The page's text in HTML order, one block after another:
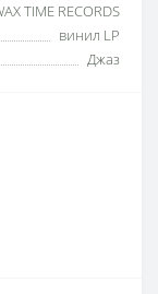
TIME RECORDS
винил LP
Джаз